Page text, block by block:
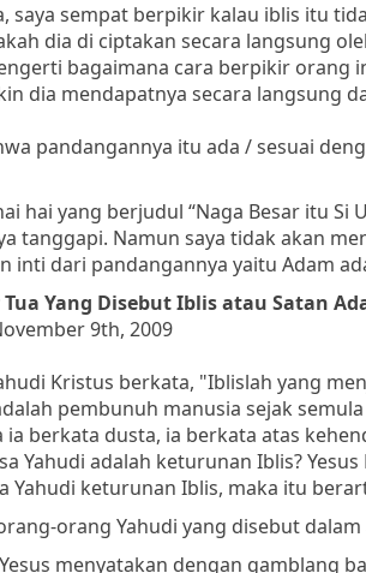
saya sempat berpikir kalau iblis itu
dia di ciptakan secara langsung
bagaimana cara berpikir orang
dia mendapatnya secara langsung
pandangannya itu ada / sesuai
hai yang berjudul “Naga Besar itu Si
tanggapi. Namun saya tidak akan
inti dari pandangannya yaitu Adam
Yang Disebut Iblis atau Satan
9th, 2009
Kristus berkata, "Iblislah yang
pembunuh manusia sejak
ia berkata dusta, ia berkata atas
Yahudi adalah keturunan Iblis?
Yahudi keturunan Iblis, maka itu
orang Yahudi yang disebut dalam
menyatakan dengan gamblang